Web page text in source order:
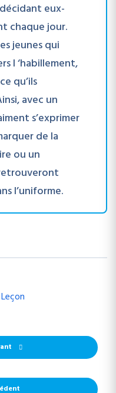
eux-
chaque jour.
jeunes qui
I ‘habillement,
qu’ils
avec un
s’exprimer
de la
ou un
l’uniforme.